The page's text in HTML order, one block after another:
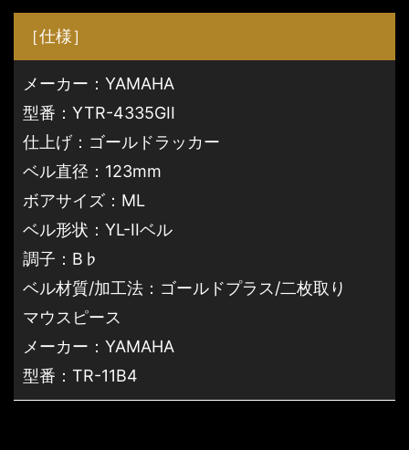
［仕様］
メーカー：YAMAHA
型番：YTR-4335GII
仕上げ：ゴールドラッカー
ベル直径：123mm
ボアサイズ：ML
ベル形状：YL-IIベル
調子：B♭
ベル材質/加工法：ゴールドプラス/二枚取り
マウスピース
メーカー：YAMAHA
型番：TR-11B4